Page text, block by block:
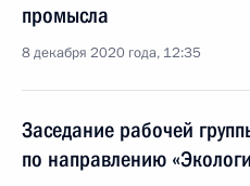
промысла
8 декабря 2020 года, 12:35
Заседание рабочей
по направлению